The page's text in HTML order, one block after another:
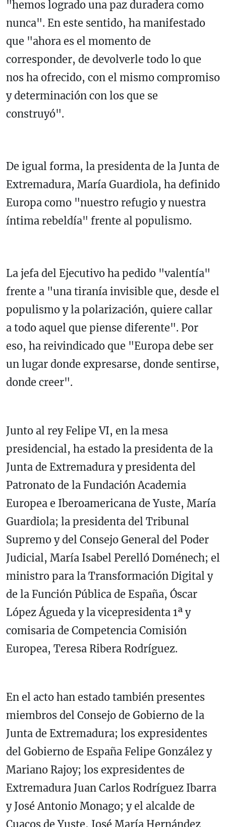
"hemos logrado una paz duradera como
nunca". En este sentido, ha manifestado
que "ahora es el momento de
corresponder, de devolverle todo lo que
nos ha ofrecido, con el mismo compromiso
y determinación con los que se
construyó".
De igual forma, la presidenta de la Junta de
Extremadura, María Guardiola, ha definido
Europa como "nuestro refugio y nuestra
íntima rebeldía" frente al populismo.
La jefa del Ejecutivo ha pedido "valentía"
frente a "una tiranía invisible que, desde el
populismo y la polarización, quiere callar
a todo aquel que piense diferente". Por
eso, ha reivindicado que "Europa debe ser
un lugar donde expresarse, donde sentirse,
donde creer".
Junto al rey Felipe VI, en la mesa
presidencial, ha estado la presidenta de la
Junta de Extremadura y presidenta del
Patronato de la Fundación Academia
Europea e Iberoamericana de Yuste, María
Guardiola; la presidenta del Tribunal
Supremo y del Consejo General del Poder
Judicial, María Isabel Perelló Doménech; el
ministro para la Transformación Digital y
de la Función Pública de España, Óscar
López Águeda y la vicepresidenta 1ª y
comisaria de Competencia Comisión
Europea, Teresa Ribera Rodríguez.
En el acto han estado también presentes
miembros del Consejo de Gobierno de la
Junta de Extremadura; los expresidentes
del Gobierno de España Felipe González y
Mariano Rajoy; los expresidentes de
Extremadura Juan Carlos Rodríguez Ibarra
y José Antonio Monago; y el alcalde de
Cuacos de Yuste, José María Hernández